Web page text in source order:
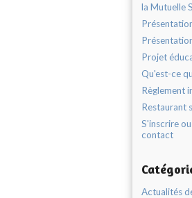
la Mutuelle
Projet
Qu'est-ce
Règlement
Restaurant
S'inscrire
contact
Actualités